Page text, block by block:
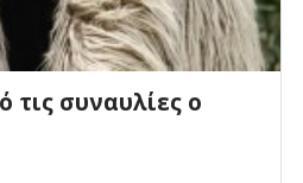
συναυλίες ο